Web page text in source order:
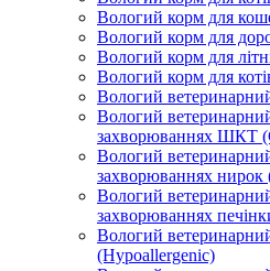
Вологий корм для
Вологий корм для
Вологий корм для
Вологий корм для
Вологий
Вологий
захворюваннях ШКТ
Вологий
захворюваннях нирок
Вологий
захворюваннях
Вологий
(Hypoallergenic)